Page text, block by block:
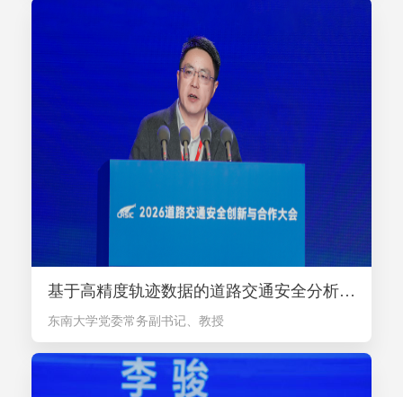
基于高精度轨迹数据的道路交通安全分析与事故风险主动管控-刘攀
东南大学党委常务副书记、教授